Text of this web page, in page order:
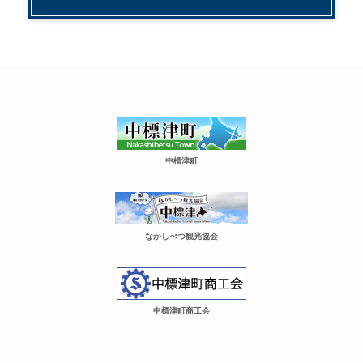
中標津町
なかしべつ観光協会
中標津町商工会